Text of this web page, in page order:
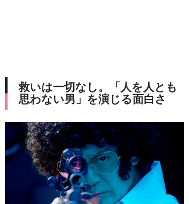
救いは一切なし。「人を人とも
思わない男」を演じる面白さ